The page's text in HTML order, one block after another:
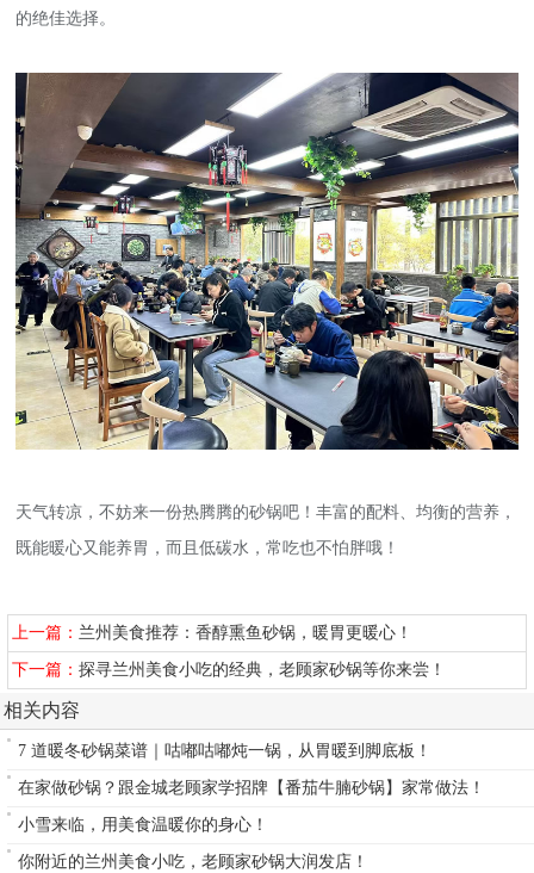
的绝佳选择。
天气转凉，不妨来一份热腾腾的砂锅吧！丰富的配料、均衡的营养，
既能暖心又能养胃，而且低碳水，常吃也不怕胖哦！
上一篇： 兰州美食推荐：香醇熏鱼砂锅，暖胃更暖心！
下一篇：探寻兰州美食小吃的经典，老顾家砂锅等你来尝！
相关内容
7 道暖冬砂锅菜谱｜咕嘟咕嘟炖一锅，从胃暖到脚底板！
在家做砂锅？跟金城老顾家学招牌【番茄牛腩砂锅】家常做法！
小雪来临，用美食温暖你的身心！
你附近的兰州美食小吃，老顾家砂锅大润发店！